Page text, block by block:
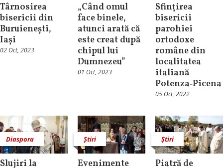
Târnosirea
bisericii din
Buruienești,
Iași
02 Oct, 2023
„Când omul
face binele,
atunci arată că
este creat după
chipul lui
Dumnezeu”
01 Oct, 2023
Sfințirea
bisericii
parohiei
ortodoxe
române din
localitatea
italiană
Potenza‑Picena
05 Oct, 2022
Diaspora
Slujiri la
Știri
Evenimente
Știri
Piatră de